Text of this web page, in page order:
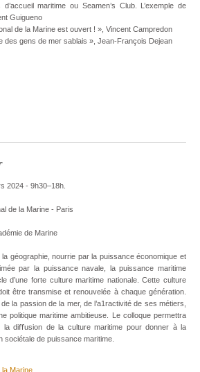
maritime ou Seamen’s Club. L’exemple de
Guigueno
de la Marine est ouvert ! », Vincent Campredon
gens de mer sablais », Jean-François Dejean
2024 - 9h30–18h.
de la Marine - Paris
de Marine
géographie, nourrie par la puissance économique et
par la puissance navale, la puissance maritime
d’une forte culture maritime nationale. Cette culture
être transmise et renouvelée à chaque génération.
la passion de la mer, de l’a1ractivité de ses métiers,
politique maritime ambitieuse. Le colloque permettra
la diﬀusion de la culture maritime pour donner à la
sociétale de puissance maritime.
la Marine